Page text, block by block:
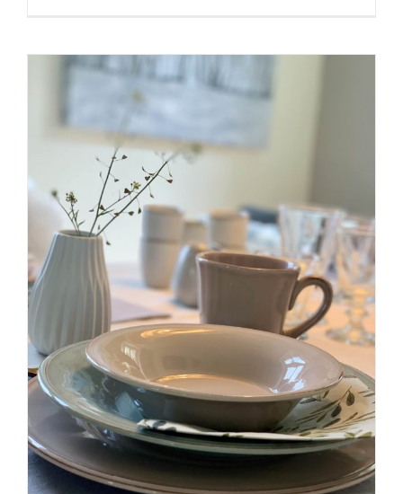
Table Ware – Frühlingsstimmung